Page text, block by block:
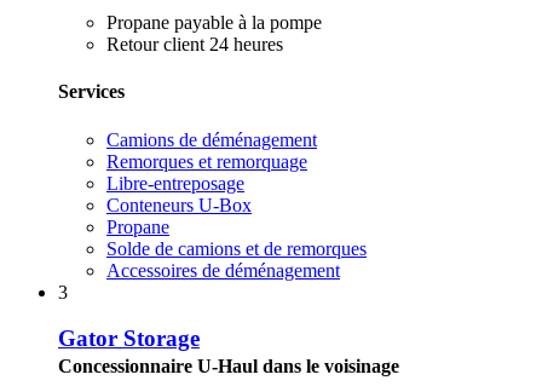
Propane payable à la pompe
Retour client 24 heures
Services
Camions de déménagement
Remorques et remorquage
Libre-entreposage
Conteneurs U-Box
Propane
Solde de camions et de remorques
Accessoires de déménagement
3
Gator Storage
Concessionnaire U-Haul dans le voisinage